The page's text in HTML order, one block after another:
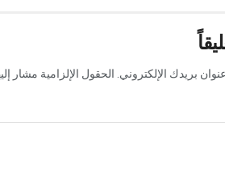
بريدك الإلكتروني. الحقول الإلزامية مشار